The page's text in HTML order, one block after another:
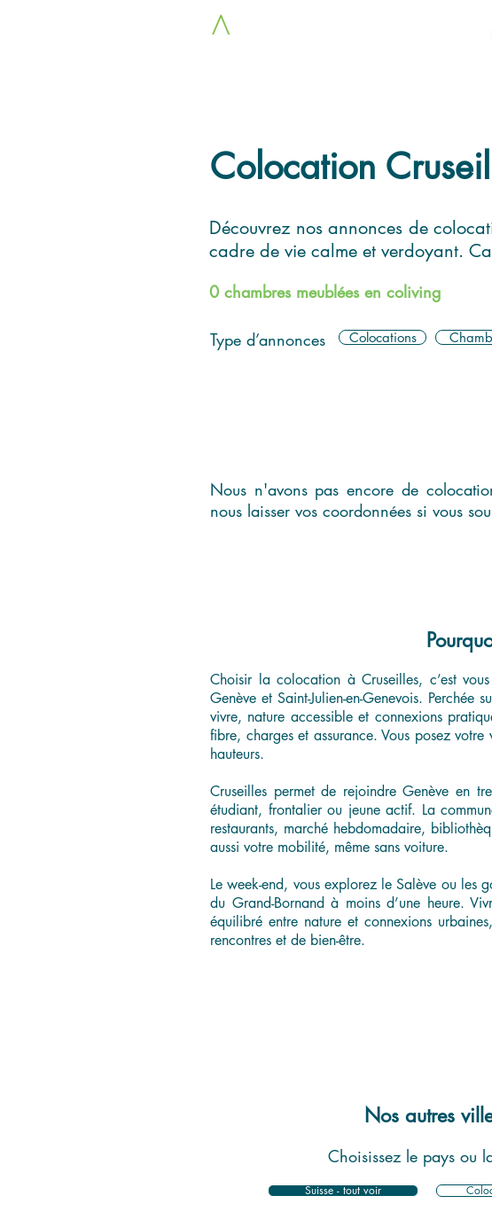
A
Colocation
Découvrez nos annonces de
cadre de vie calme et verdoyant.
0 chambres meublées en coliving
Type d’annonces Colocations
Nous n'avons pas encore de
nous laisser vos coordonnées si vous
Choisir la colocation à Cruseilles, c’est
Genève et Saint-Julien-en-Genevois.
vivre, nature accessible et connexions
fibre, charges et assurance. Vous posez
hauteurs.
Cruseilles permet de rejoindre Genève en
étudiant, frontalier ou jeune actif. La
restaurants, marché hebdomadaire,
aussi votre mobilité, même sans voiture.
Le week-end, vous explorez le Salève ou les
du Grand-Bornand à moins d’une heure.
équilibré entre nature et connexions
rencontres et de bien-être.
Nos autres
Choisissez le pays ou
Suisse - tout voir